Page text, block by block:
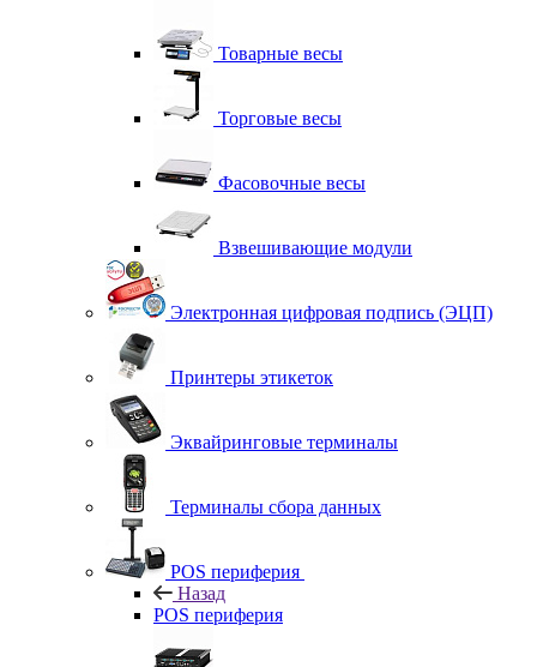
Товарные весы
Торговые весы
Фасовочные весы
Взвешивающие модули
Электронная цифровая подпись (ЭЦП)
Принтеры этикеток
Эквайринговые терминалы
Терминалы сбора данных
POS периферия
Назад
POS периферия